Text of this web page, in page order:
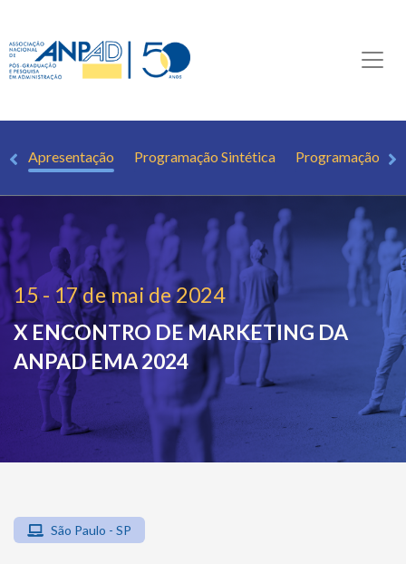
Apresentação Programação Sintética Programação
15 - 17 de mai de 2024
X ENCONTRO DE MARKETING DA
ANPADEMA 2024
São Paulo - SP